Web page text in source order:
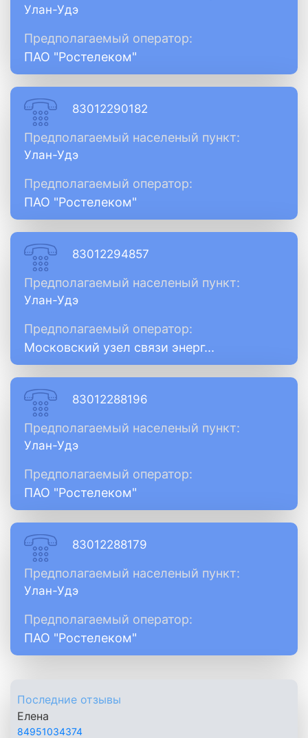
Улан-Удэ
Предполагаемый оператор:
ПАО "Ростелеком"
83012290182
Предполагаемый населеный пункт:
Улан-Удэ
Предполагаемый оператор:
ПАО "Ростелеком"
83012294857
Предполагаемый населеный пункт:
Улан-Удэ
Предполагаемый оператор:
Московский узел связи энерг...
83012288196
Предполагаемый населеный пункт:
Улан-Удэ
Предполагаемый оператор:
ПАО "Ростелеком"
83012288179
Предполагаемый населеный пункт:
Улан-Удэ
Предполагаемый оператор:
ПАО "Ростелеком"
Последние отзывы
Елена
84951034374